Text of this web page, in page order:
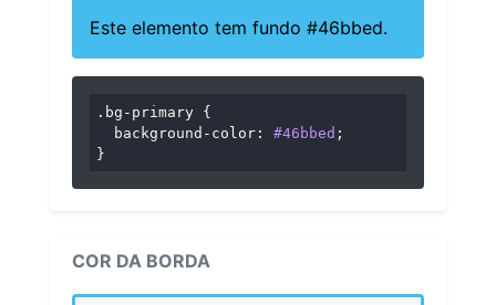
Este elemento tem fundo #46bbed.
.bg-primary {
background-color : #46bbed ;
}
COR DA BORDA